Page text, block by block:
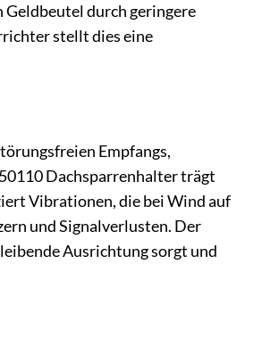
Geldbeutel durch geringere
stellt dies eine
Empfangs,
Dachsparrenhalter trägt
Vibrationen, die bei Wind auf
und Signalverlusten. Der
Ausrichtung sorgt und